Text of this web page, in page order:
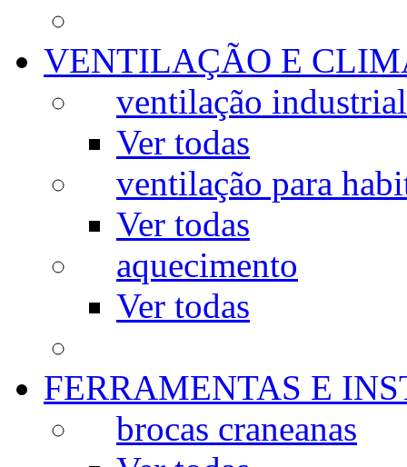
VENTILAÇÃO E
ventilação industrial
Ver todas
ventilação para
Ver todas
aquecimento
Ver todas
FERRAMENTAS E
brocas craneanas